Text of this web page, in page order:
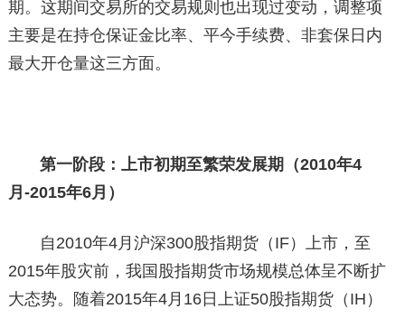
期。这期间交易所的交易规则也出现过变动，调整项
主要是在持仓保证金比率、平今手续费、非套保日内
最大开仓量这三方面。
第一阶段：上市初期至繁荣发展期（2010年4
月-2015年6月）
自2010年4月沪深300股指期货（IF）上市，至
2015年股灾前，我国股指期货市场规模总体呈不断扩
大态势。随着2015年4月16日上证50股指期货（IH）